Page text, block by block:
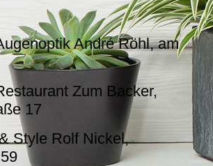
André Röhl, am
Zum Backer,
17
Style Rolf Nickel,